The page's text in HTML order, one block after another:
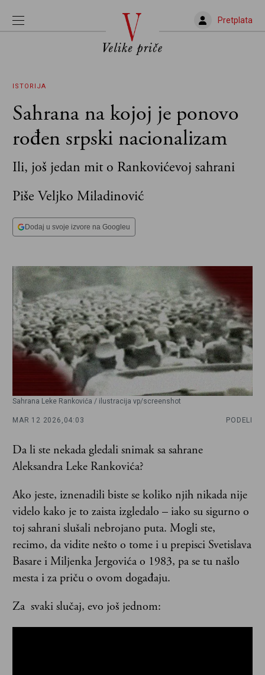
Pretplata
ISTORIJA
Sahrana na kojoj je ponovo
rođen srpski nacionalizam
Ili, još jedan mit o Rankovićevoj sahrani
Piše Veljko Miladinović
Dodaj u svoje izvore na Googleu
Sahrana Leke Rankovića / ilustracija vp/screenshot
MAR 12 2026, 04:03 PODELI
Da li ste nekada gledali snimak sa sahrane
Aleksandra Leke Rankovića?
Ako jeste, iznenadili biste se koliko njih nikada nije
videlo kako je to zaista izgledalo – iako su sigurno o
toj sahrani slušali nebrojano puta. Mogli ste,
recimo, da vidite nešto o tome i u prepisci Svetislava
Basare i Miljenka Jergovića o 1983, pa se tu našlo
mesta i za priču o ovom događaju.
Za svaki slučaj, evo još jednom: